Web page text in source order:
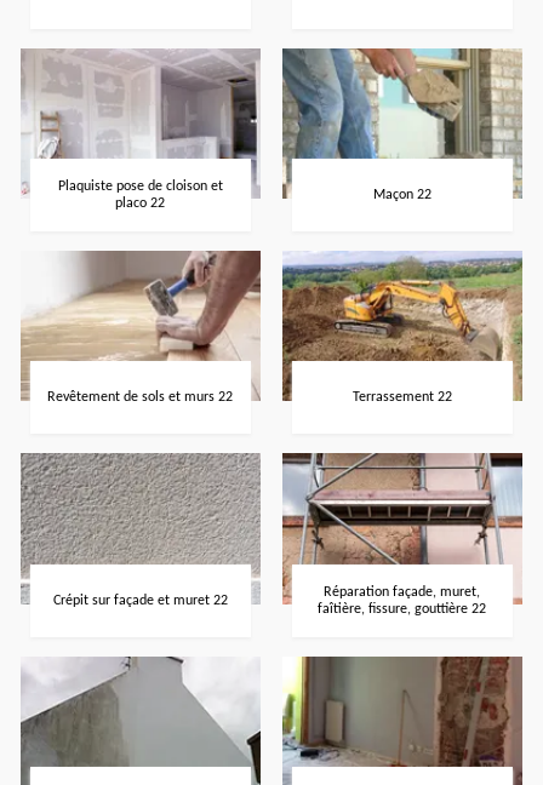
Plaquiste pose de cloison et
placo 22
Maçon 22
Revêtement de sols et murs 22 Terrassement 22
Crépit sur façade et muret 22
Réparation façade, muret,
faîtière, fissure, gouttière 22